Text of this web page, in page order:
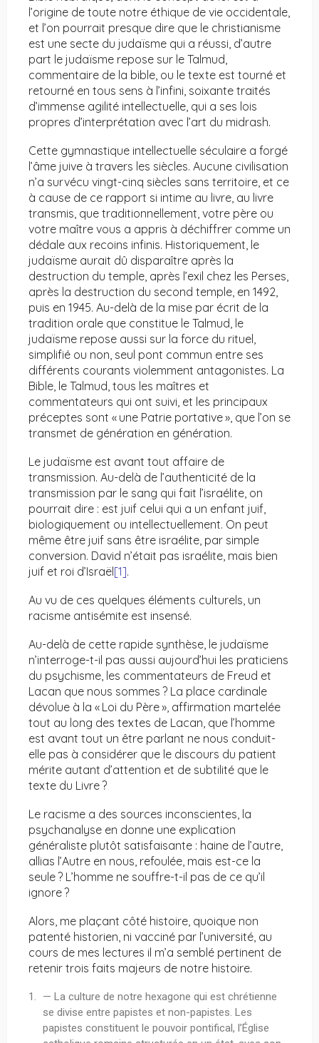
l’origine de toute notre éthique de vie occidentale,
et l’on pourrait presque dire que le christianisme
est une secte du judaïsme qui a réussi, d’autre
part le judaïsme repose sur le Talmud,
commentaire de la bible, ou le texte est tourné et
retourné en tous sens à l’infini, soixante traités
d’immense agilité intellectuelle, qui a ses lois
propres d’interprétation avec l’art du midrash.
Cette gymnastique intellectuelle séculaire a forgé
l’âme juive à travers les siècles. Aucune civilisation
n’a survécu vingt-cinq siècles sans territoire, et ce
à cause de ce rapport si intime au livre, au livre
transmis, que traditionnellement, votre père ou
votre maître vous a appris à déchiffrer comme un
dédale aux recoins infinis. Historiquement, le
judaïsme aurait dû disparaître après la
destruction du temple, après l’exil chez les Perses,
après la destruction du second temple, en 1492,
puis en 1945. Au-delà de la mise par écrit de la
tradition orale que constitue le Talmud, le
judaïsme repose aussi sur la force du rituel,
simplifié ou non, seul pont commun entre ses
différents courants violemment antagonistes. La
Bible, le Talmud, tous les maîtres et
commentateurs qui ont suivi, et les principaux
préceptes sont « une Patrie portative », que l’on se
transmet de génération en génération.
Le judaïsme est avant tout affaire de
transmission. Au-delà de l’authenticité de la
transmission par le sang qui fait l’israélite, on
pourrait dire : est juif celui qui a un enfant juif,
biologiquement ou intellectuellement. On peut
même être juif sans être israélite, par simple
conversion. David n’était pas israélite, mais bien
juif et roi d’Israël[1].
Au vu de ces quelques éléments culturels, un
racisme antisémite est insensé.
Au-delà de cette rapide synthèse, le judaïsme
n’interroge-t-il pas aussi aujourd’hui les praticiens
du psychisme, les commentateurs de Freud et
Lacan que nous sommes ? La place cardinale
dévolue à la « Loi du Père », affirmation martelée
tout au long des textes de Lacan, que l’homme
est avant tout un être parlant ne nous conduit-
elle pas à considérer que le discours du patient
mérite autant d’attention et de subtilité que le
texte du Livre ?
Le racisme a des sources inconscientes, la
psychanalyse en donne une explication
généraliste plutôt satisfaisante : haine de l’autre,
allias l’Autre en nous, refoulée, mais est-ce la
seule ? L’homme ne souffre-t-il pas de ce qu’il
ignore ?
Alors, me plaçant côté histoire, quoique non
patenté historien, ni vacciné par l’université, au
cours de mes lectures il m’a semblé pertinent de
retenir trois faits majeurs de notre histoire.
— La culture de notre hexagone qui est chrétienne
se divise entre papistes et non-papistes. Les
papistes constituent le pouvoir pontifical, l’Église